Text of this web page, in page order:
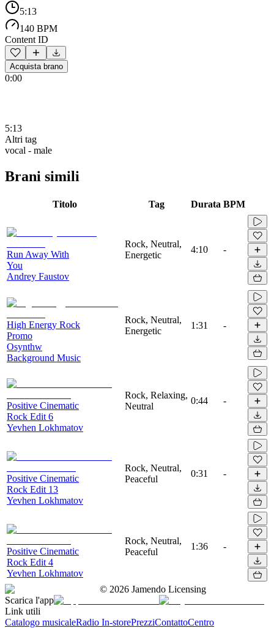
5:13
140 BPM
Content ID
Acquista brano
0:00
5:13
Altri tag
vocal - male
Brani simili
Titolo Tag Durata BPM
Run Away With
You
Andrey Faustov
Rock, Neutral,
Energetic
4:10 -
High Energy Rock
Promo
Osynthw
Background Music
Rock, Neutral,
Energetic
1:31 -
Positive Cinematic
Rock Edit 6
Yevhen Lokhmatov
Rock, Relaxing,
Neutral
0:44 -
Positive Cinematic
Rock Edit 13
Yevhen Lokhmatov
Rock, Neutral,
Peaceful
0:31 -
Positive Cinematic
Rock Edit 4
Yevhen Lokhmatov
Rock, Neutral,
Peaceful
1:36 -
© 2026 Jamendo Licensing
Scarica l'app
Link utili
Catalogo musicaleRadio In-storePrezziContattoCentro